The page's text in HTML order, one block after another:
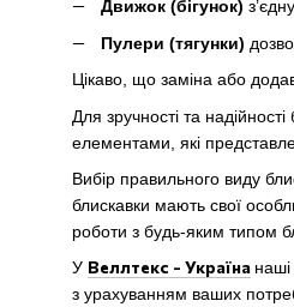
Движок (бігунок)
Пулери (тягунки)
Цікаво, що заміна або
Для зручності та
елементами, які
Вибір правильного виду
блискавки мають свої
роботи з будь-яким типом
У Веллтекс - Україна
з урахуванням ваших